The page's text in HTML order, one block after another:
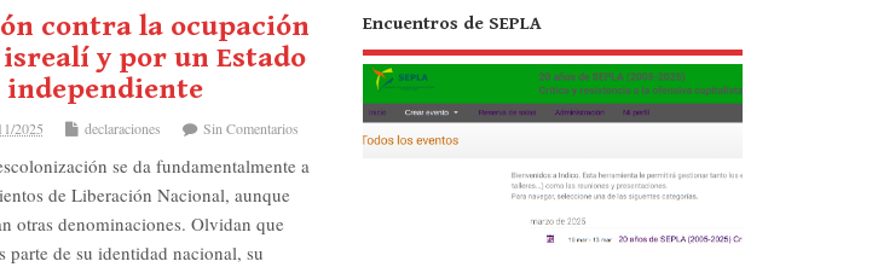
contra la ocupación
y por un Estado
2025 declaraciones Sin Comentarios
se da fundamentalmente a
de Liberación Nacional, aunque
otras denominaciones. Olvidan que
parte de su identidad nacional, su
Encuentros de SEPLA